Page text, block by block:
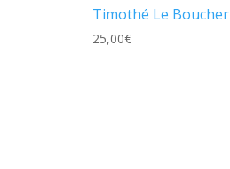
Timothé Le Boucher
25,00€